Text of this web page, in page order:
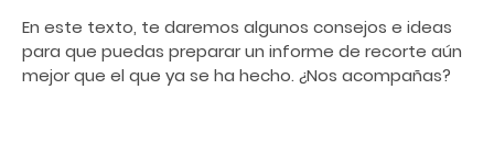
En este texto, te daremos algunos consejos e ideas
para que puedas preparar un informe de recorte aún
mejor que el que ya se ha hecho. ¿Nos acompañas?